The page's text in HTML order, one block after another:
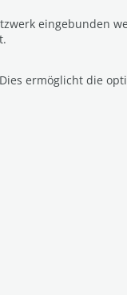
eingebunden
ermöglicht die